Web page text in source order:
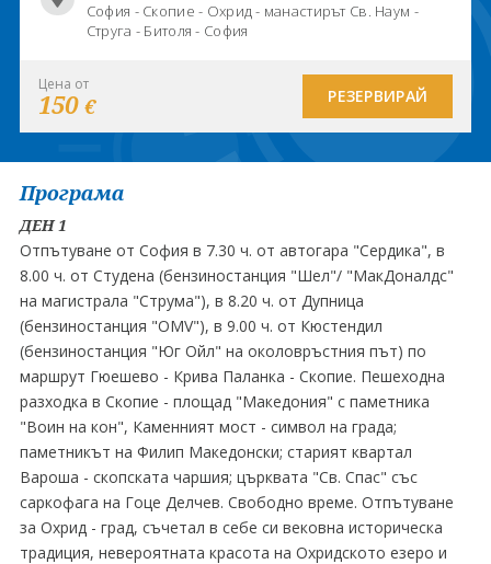
София - Скопие - Охрид - манастирът Св. Наум -
Струга - Битоля - София
РЕЗЕРВИРАЙ
Цена от
150 €
Програма
ДЕН 1
Отпътуване от София в 7.30 ч. от автогара "Сердика", в
8.00 ч. от Студена (бензиностанция "Шел"∕ "МакДоналдс"
на магистрала "Струма"), в 8.20 ч. от Дупница
(бензиностанция "OMV"), в 9.00 ч. от Кюстендил
(бензиностанция "Юг Ойл" на околовръстния път) по
маршрут Гюешево - Крива Паланка - Скопие. Пешеходна
разходка в Скопие - площад "Македония" с паметника
"Воин на кон", Каменният мост - символ на града;
паметникът на Филип Македонски; старият квартал
Вароша - скопската чаршия; църквата "Св. Спас" със
саркофага на Гоце Делчев. Свободно време. Отпътуване
за Охрид - град, съчетал в себе си вековна историческа
традиция, невероятната красота на Охридското езеро и